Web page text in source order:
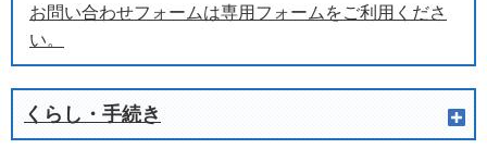
お問い合わせフォームは専用フォームをご利用くださ
い。
くらし・手続き